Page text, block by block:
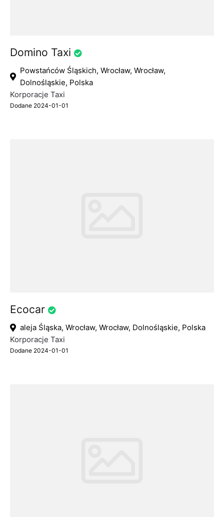
Domino Taxi
Powstańców Śląskich, Wrocław, Wrocław,
Dolnośląskie, Polska
Korporacje Taxi
Dodane 2024-01-01
Ecocar
aleja Śląska, Wrocław, Wrocław, Dolnośląskie, Polska
Korporacje Taxi
Dodane 2024-01-01